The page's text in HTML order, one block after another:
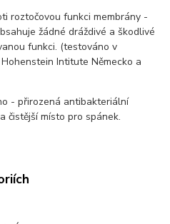
roztočovou funkci membrány -
žádné dráždivé a škodlivé
funkci. (testováno v
Intitute Německo a
- přirozená antibakteriální
čistější místo pro spánek.